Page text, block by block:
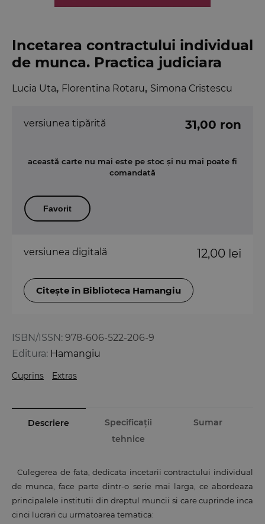
Incetarea contractului individual
de munca. Practica judiciara
Lucia Uta, Florentina Rotaru, Simona Cristescu
ISBN/ISSN: 978-606-522-206-9
Editura: Hamangiu
Cuprins Extras
versiunea tipărită 31,00 ron
această carte nu mai este pe stoc și nu mai poate fi
comandată
Favorit
versiunea digitală 12,00 lei
Citește în Biblioteca Hamangiu
Descriere
Specificații
tehnice
Sumar
Culegerea de fata, dedicata incetarii contractului individual
de munca, face parte dintr-o serie mai larga, ce abordeaza
principalele institutii din dreptul muncii si care cuprinde inca
cinci lucrari cu urmatoarea tematica: